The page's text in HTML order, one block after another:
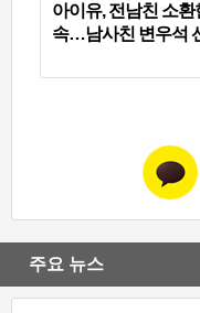
아이유, 전남친 소환
속…남사친 변우석
주요 뉴스